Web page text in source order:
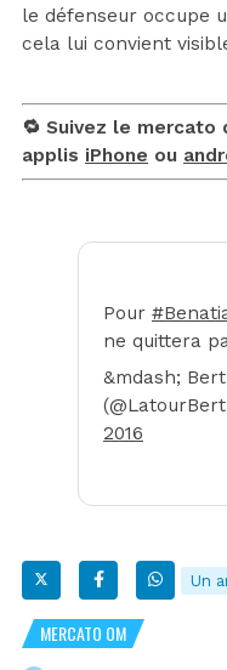
le défenseur occupe
cela lui convient
🔁 Suivez le mercato
applis iPhone ou
Pour
ne quittera
&mdash;
2016
Un
MERCATO OM